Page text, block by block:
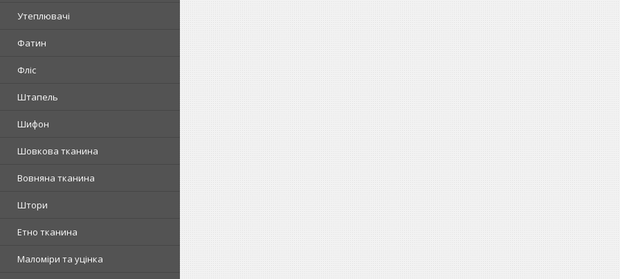
Утеплювачі
Фатин
Фліс
Штапель
Шифон
Шовкова тканина
Вовняна тканина
Штори
Етно тканина
Маломіри та уцінка